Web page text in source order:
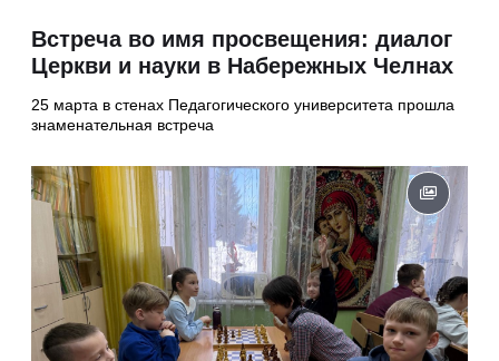
Встреча во имя просвещения: диалог
Церкви и науки в Набережных Челнах
25 марта в стенах Педагогического университета прошла
знаменательная встреча